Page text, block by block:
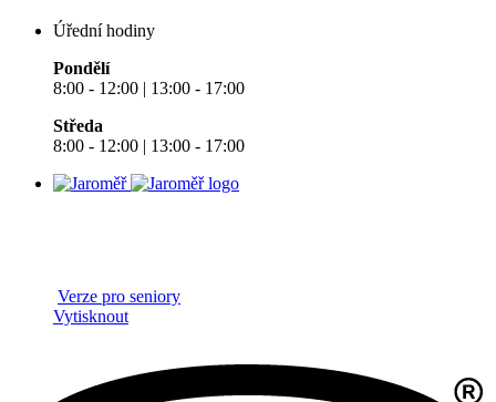
Úřední hodiny
Pondělí
8:00 - 12:00 | 13:00 - 17:00
Středa
8:00 - 12:00 | 13:00 - 17:00
Verze pro seniory
Vytisknout